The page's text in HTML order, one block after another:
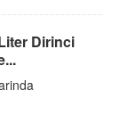
Dirinci